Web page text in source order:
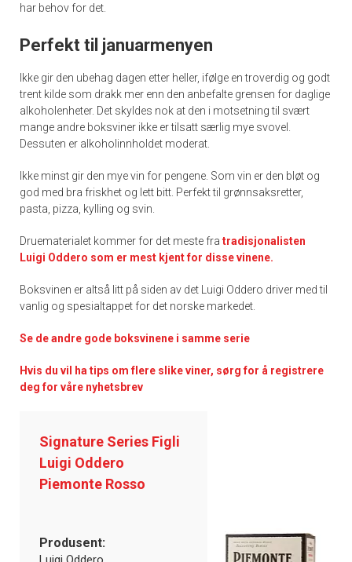
har behov for det.
Perfekt til januarmenyen
Ikke gir den ubehag dagen etter heller, ifølge en troverdig og godt
trent kilde som drakk mer enn den anbefalte grensen for daglige
alkoholenheter. Det skyldes nok at den i motsetning til svært
mange andre boksviner ikke er tilsatt særlig mye svovel.
Dessuten er alkoholinnholdet moderat.
Ikke minst gir den mye vin for pengene. Som vin er den bløt og
god med bra friskhet og lett bitt. Perfekt til grønnsaksretter,
pasta, pizza, kylling og svin.
Druematerialet kommer for det meste fra tradisjonalisten
Luigi Oddero som er mest kjent for disse vinene.
Boksvinen er altså litt på siden av det Luigi Oddero driver med til
vanlig og spesialtappet for det norske markedet.
Se de andre gode boksvinene i samme serie
Hvis du vil ha tips om flere slike viner, sørg for å registrere
deg for våre nyhetsbrev
Signature Series Figli
Luigi Oddero
Piemonte Rosso
Produsent: